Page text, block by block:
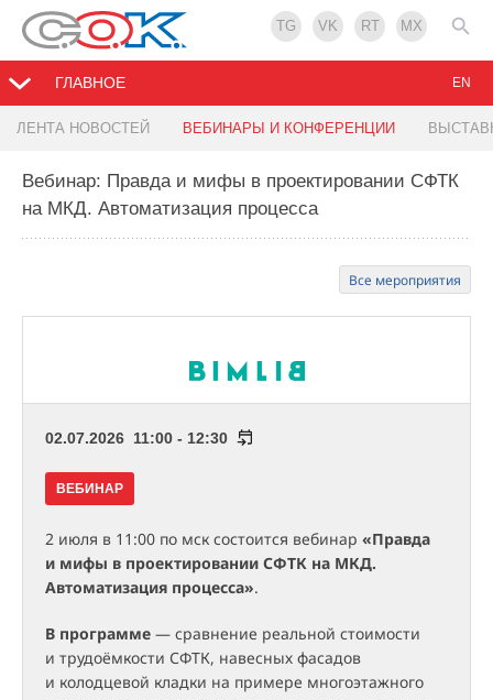
TG VK RT MX
ГЛАВНОЕ
ЛЕНТА НОВОСТЕЙ ВЕБИНАРЫ И КОНФЕРЕНЦИИ
EN
Вебинар: Правда и мифы в проектировании СФТК
на МКД. Автоматизация процесса
Все мероприятия
02.07.2026 11:00 - 12:30
ВЕБИНАР
2 июля в 11:00 по мск состоится вебинар «Правда
и мифы в проектировании СФТК на МКД.
Автоматизация процесса».
В программе — сравнение реальной стоимости
и трудоёмкости СФТК, навесных фасадов
и колодцевой кладки на примере многоэтажного